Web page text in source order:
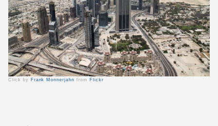
Click by Frank Monnerjahn from Flickr